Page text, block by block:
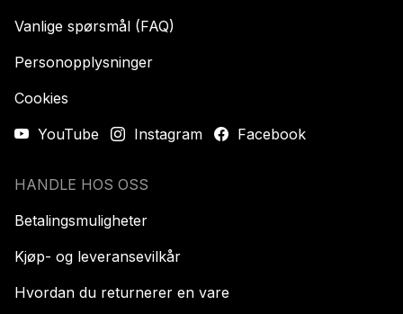
Vanlige spørsmål (FAQ)
Personopplysninger
Cookies
YouTube
Instagram Facebook
HANDLE HOS OSS
Betalingsmuligheter
Kjøp- og leveransevilkår
Hvordan du returnerer en vare